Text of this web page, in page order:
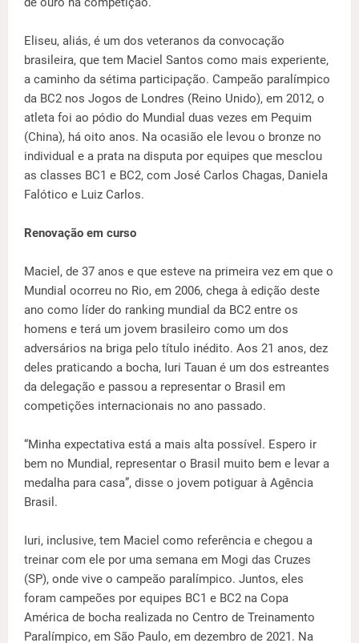
Eliseu, aliás, é um dos veteranos da convocação
brasileira, que tem Maciel Santos como mais experiente,
a caminho da sétima participação. Campeão paralímpico
da BC2 nos Jogos de Londres (Reino Unido), em 2012, o
atleta foi ao pódio do Mundial duas vezes em Pequim
(China), há oito anos. Na ocasião ele levou o bronze no
individual e a prata na disputa por equipes que mesclou
as classes BC1 e BC2, com José Carlos Chagas, Daniela
Falótico e Luiz Carlos.
Renovação em curso
Maciel, de 37 anos e que esteve na primeira vez em que o
Mundial ocorreu no Rio, em 2006, chega à edição deste
ano como líder do ranking mundial da BC2 entre os
homens e terá um jovem brasileiro como um dos
adversários na briga pelo título inédito. Aos 21 anos, dez
deles praticando a bocha, Iuri Tauan é um dos estreantes
da delegação e passou a representar o Brasil em
competições internacionais no ano passado.
“Minha expectativa está a mais alta possível. Espero ir
bem no Mundial, representar o Brasil muito bem e levar a
medalha para casa”, disse o jovem potiguar à Agência
Brasil.
Iuri, inclusive, tem Maciel como referência e chegou a
treinar com ele por uma semana em Mogi das Cruzes
(SP), onde vive o campeão paralímpico. Juntos, eles
foram campeões por equipes BC1 e BC2 na Copa
América de bocha realizada no Centro de Treinamento
Paralímpico, em São Paulo, em dezembro de 2021. Na